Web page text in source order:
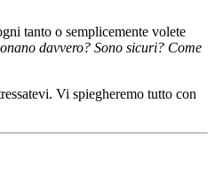
tanto o semplicemente volete
davvero? Sono sicuri? Come
Vi spiegheremo tutto con